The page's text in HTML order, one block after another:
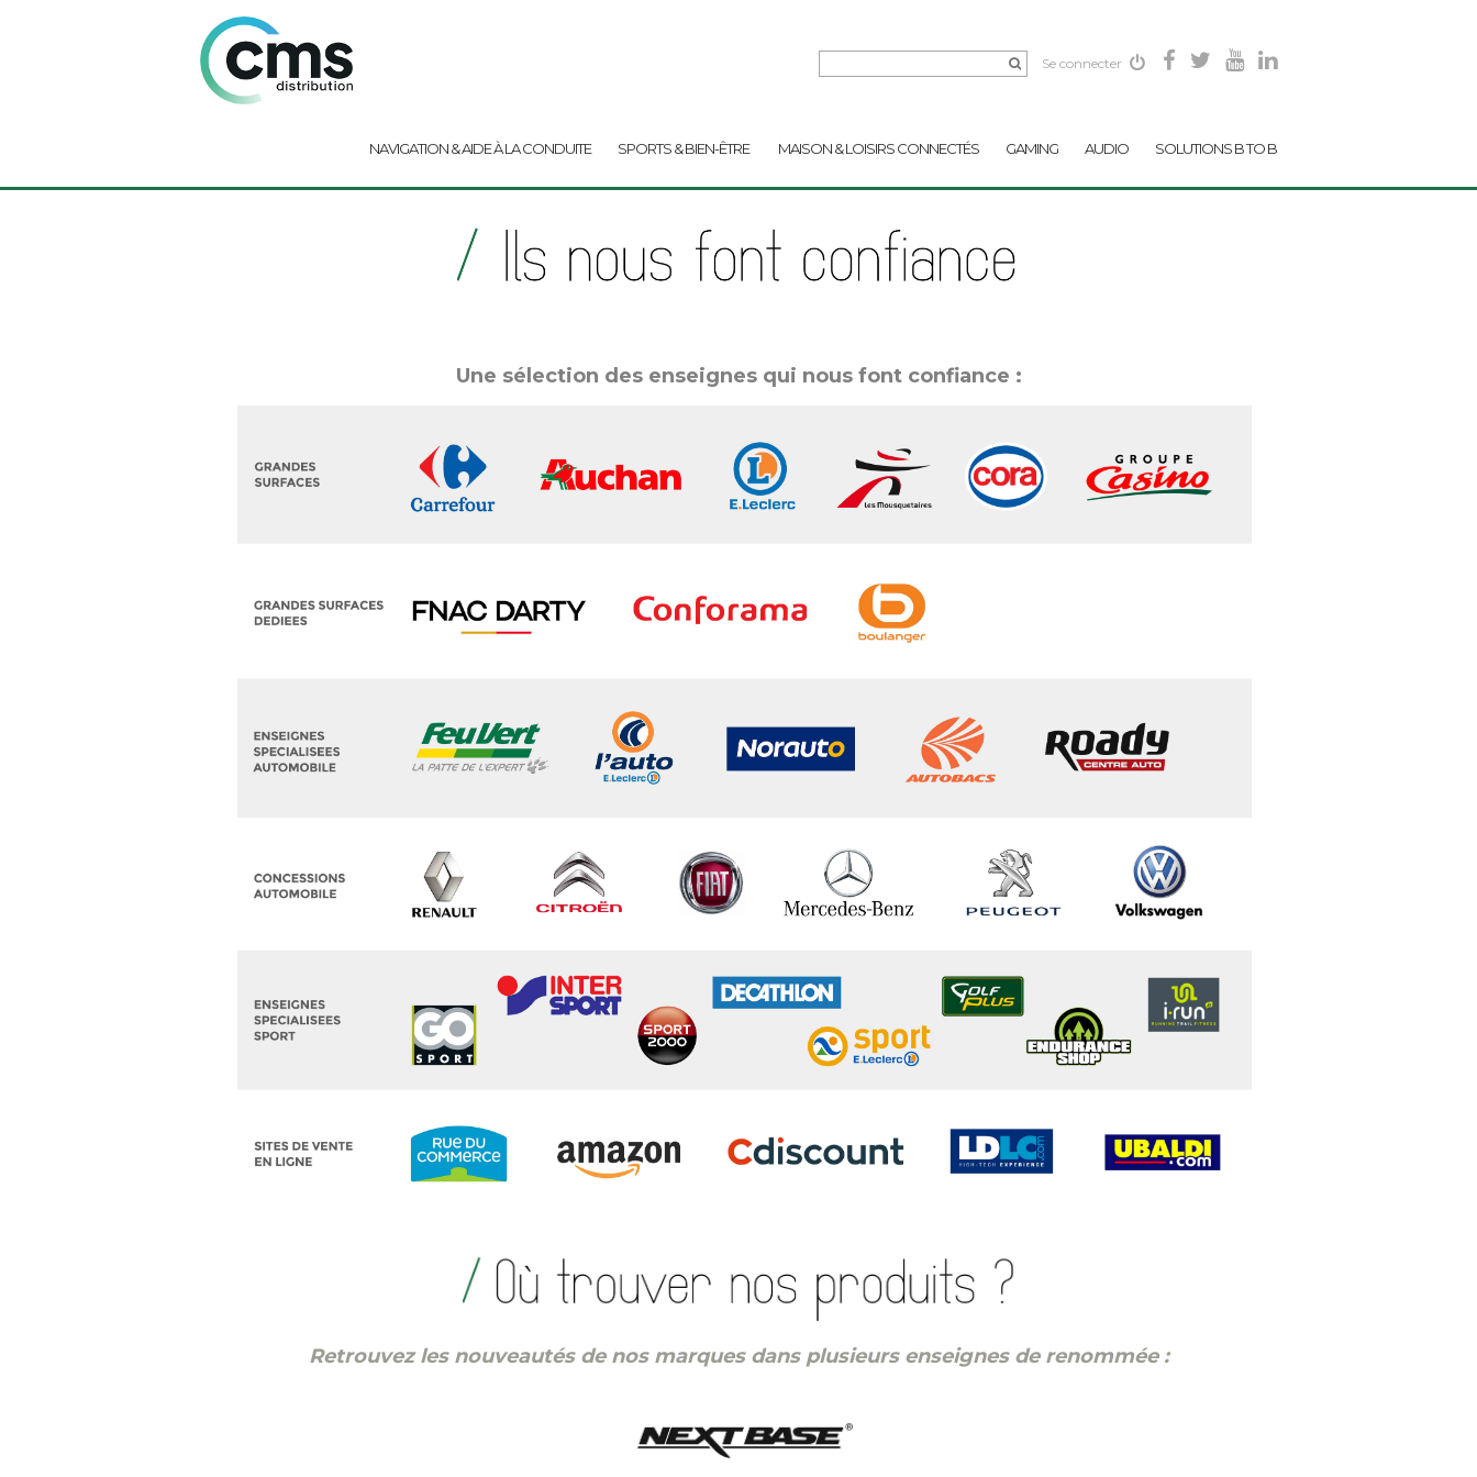
Se connecter
NAVIGATION & AIDE À LA CONDUITE SPORTS & BIEN-ÊTRE MAISON & LOISIRS CONNECTÉS GAMING AUDIO SOLUTIONS B TO B
Une sélection des enseignes qui nous font confiance :
Retrouvez les nouveautés de nos marques dans plusieurs enseignes de renommée :